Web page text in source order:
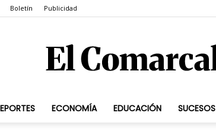
Boletín Publicidad
El
ECONOMÍA EDUCACIÓN SUCESOS